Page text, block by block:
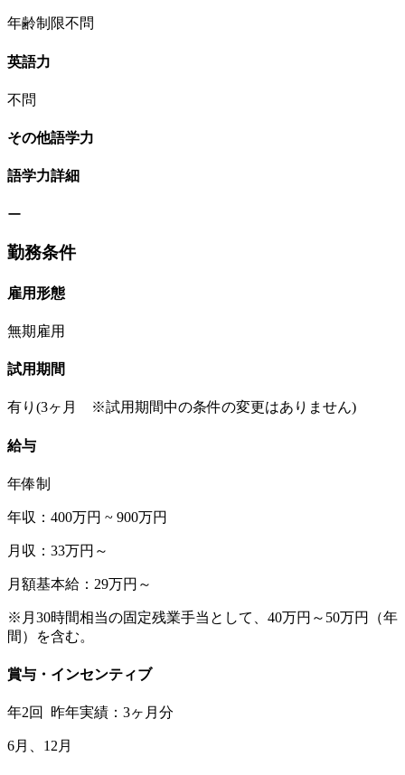
年齢制限不問
英語力
不問
その他語学力
語学力詳細
ー
勤務条件
雇用形態
無期雇用
試用期間
有り(3ヶ月 ※試用期間中の条件の変更はありません)
給与
年俸制
年収：400万円 ~ 900万円
月収：33万円～
月額基本給：29万円～
※月30時間相当の固定残業手当として、40万円～50万円（年
間）を含む。
賞与・インセンティブ
年2回 昨年実績：3ヶ月分
6月、12月